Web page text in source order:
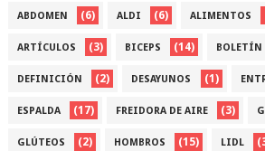
ABDOMEN (6) ALDI (6) ALIMENTOS
ARTÍCULOS (3) BICEPS (14) BOLETÍN
DEFINICIÓN (2) DESAYUNOS (1)
ESPALDA (17) FREIDORA DE AIRE (3)
GLÚTEOS (2) HOMBROS (15) LIDL